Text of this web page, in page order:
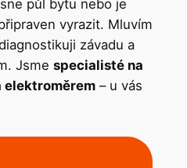
půl bytu nebo je
vyrazit. Mluvím
závadu a
Jsme specialisté na
elektroměrem– u vás